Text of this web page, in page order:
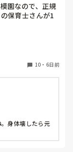
園なので、正規
保育士さんが1
ギリで回されて
分の家の用事だ
を超える保育
も業務的には大
、手伝います
します。が、辛
先生の体力の方
10 ・ 6日前
身体壊したら元